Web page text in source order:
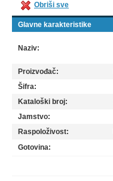
Obriši sve
Glavne karakteristike
Naziv:
Proizvođač:
Šifra:
Kataloški broj:
Jamstvo:
Raspoloživost:
Gotovina: